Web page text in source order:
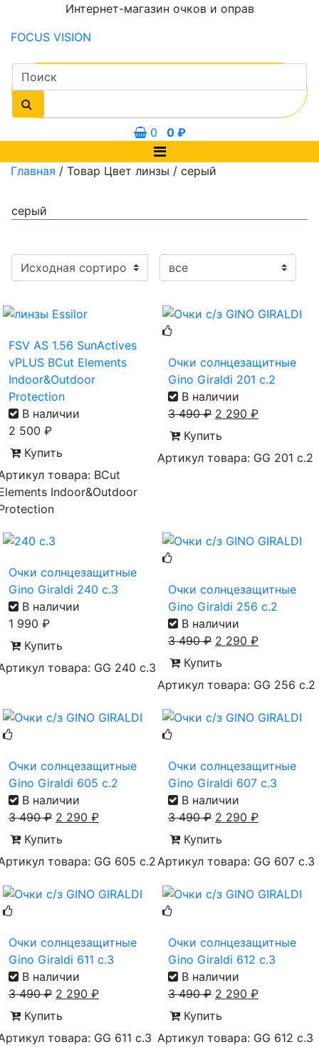
Интернет-магазин очков и оправ
FOCUS VISION
0 0 ₽
Главная / Товар Цвет линзы / серый
серый
FSV AS 1.56 SunActives
vPLUS BCut Elements
Indoor&Outdoor
Protection
В наличии
2 500 ₽
Купить
товара: BCut
Indoor&Outdoor
Очки солнцезащитные
Gino Giraldi 201 с.2
В наличии
3 490₽ 2 290 ₽
Купить
Артикул товара: GG 201 с.2
Очки солнцезащитные
Gino Giraldi 240 с.3
В наличии
1 990 ₽
Купить
товара: GG 240 с.3
Очки солнцезащитные
Gino Giraldi 256 с.2
В наличии
3 490₽ 2 290 ₽
Купить
Артикул товара: GG 256 с.2
Очки солнцезащитные
Gino Giraldi 605 с.2
В наличии
3 490₽ 2 290 ₽
Купить
товара: GG 605 с.2
Очки солнцезащитные
Gino Giraldi 607 с.3
В наличии
3 490₽ 2 290 ₽
Купить
Артикул товара: GG 607 с.3
Очки солнцезащитные
Gino Giraldi 611 с.3
В наличии
3 490₽ 2 290 ₽
Купить
товара: GG 611 с.3
Очки солнцезащитные
Gino Giraldi 612 с.3
В наличии
3 490₽ 2 290 ₽
Купить
Артикул товара: GG 612 с.3